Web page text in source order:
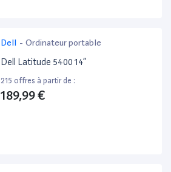
Dell - Ordinateur portable
Dell Latitude 5400 14”
215 offres à partir de :
189,99 €